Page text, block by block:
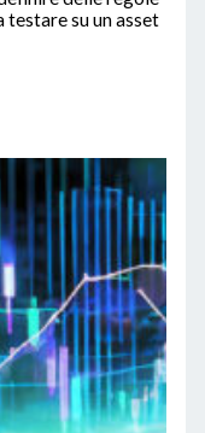
testare su un asset